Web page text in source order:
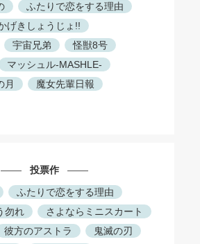
ふたりで恋をする理由
げきしょうじょ!!
宇宙兄弟
怪獣8号
マッシュル-MASHLE-
月
魔女先輩日報
投票作
ふたりで恋をする理由
勿れ
さよならミニスカート
彼方のアストラ
鬼滅の刃